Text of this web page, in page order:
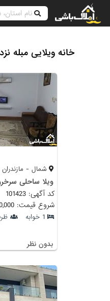
خانه ویلایی مبله
شمال -
کد آگهی: 101423
شروع قیمت: 650,000 تومان
1 خوابه
بدون نظر